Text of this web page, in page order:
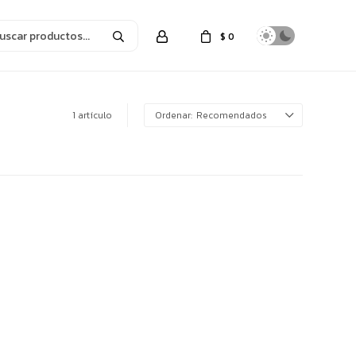
$ 0
1 artículo Recomendados